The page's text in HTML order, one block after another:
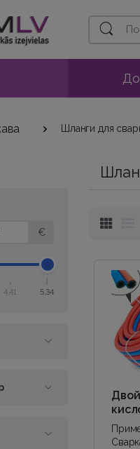
Поиск
Шланги для
€
4,41 5,34
10/